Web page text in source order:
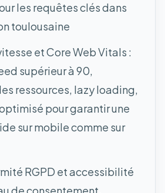
les requêtes clés dans
toulousaine
et Core Web Vitals :
supérieur à 90,
ressources, lazy loading,
pour garantir une
sur mobile comme sur
RGPD et accessibilité